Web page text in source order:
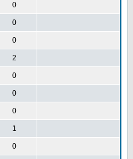
0
0
0
2
0
0
0
1
0